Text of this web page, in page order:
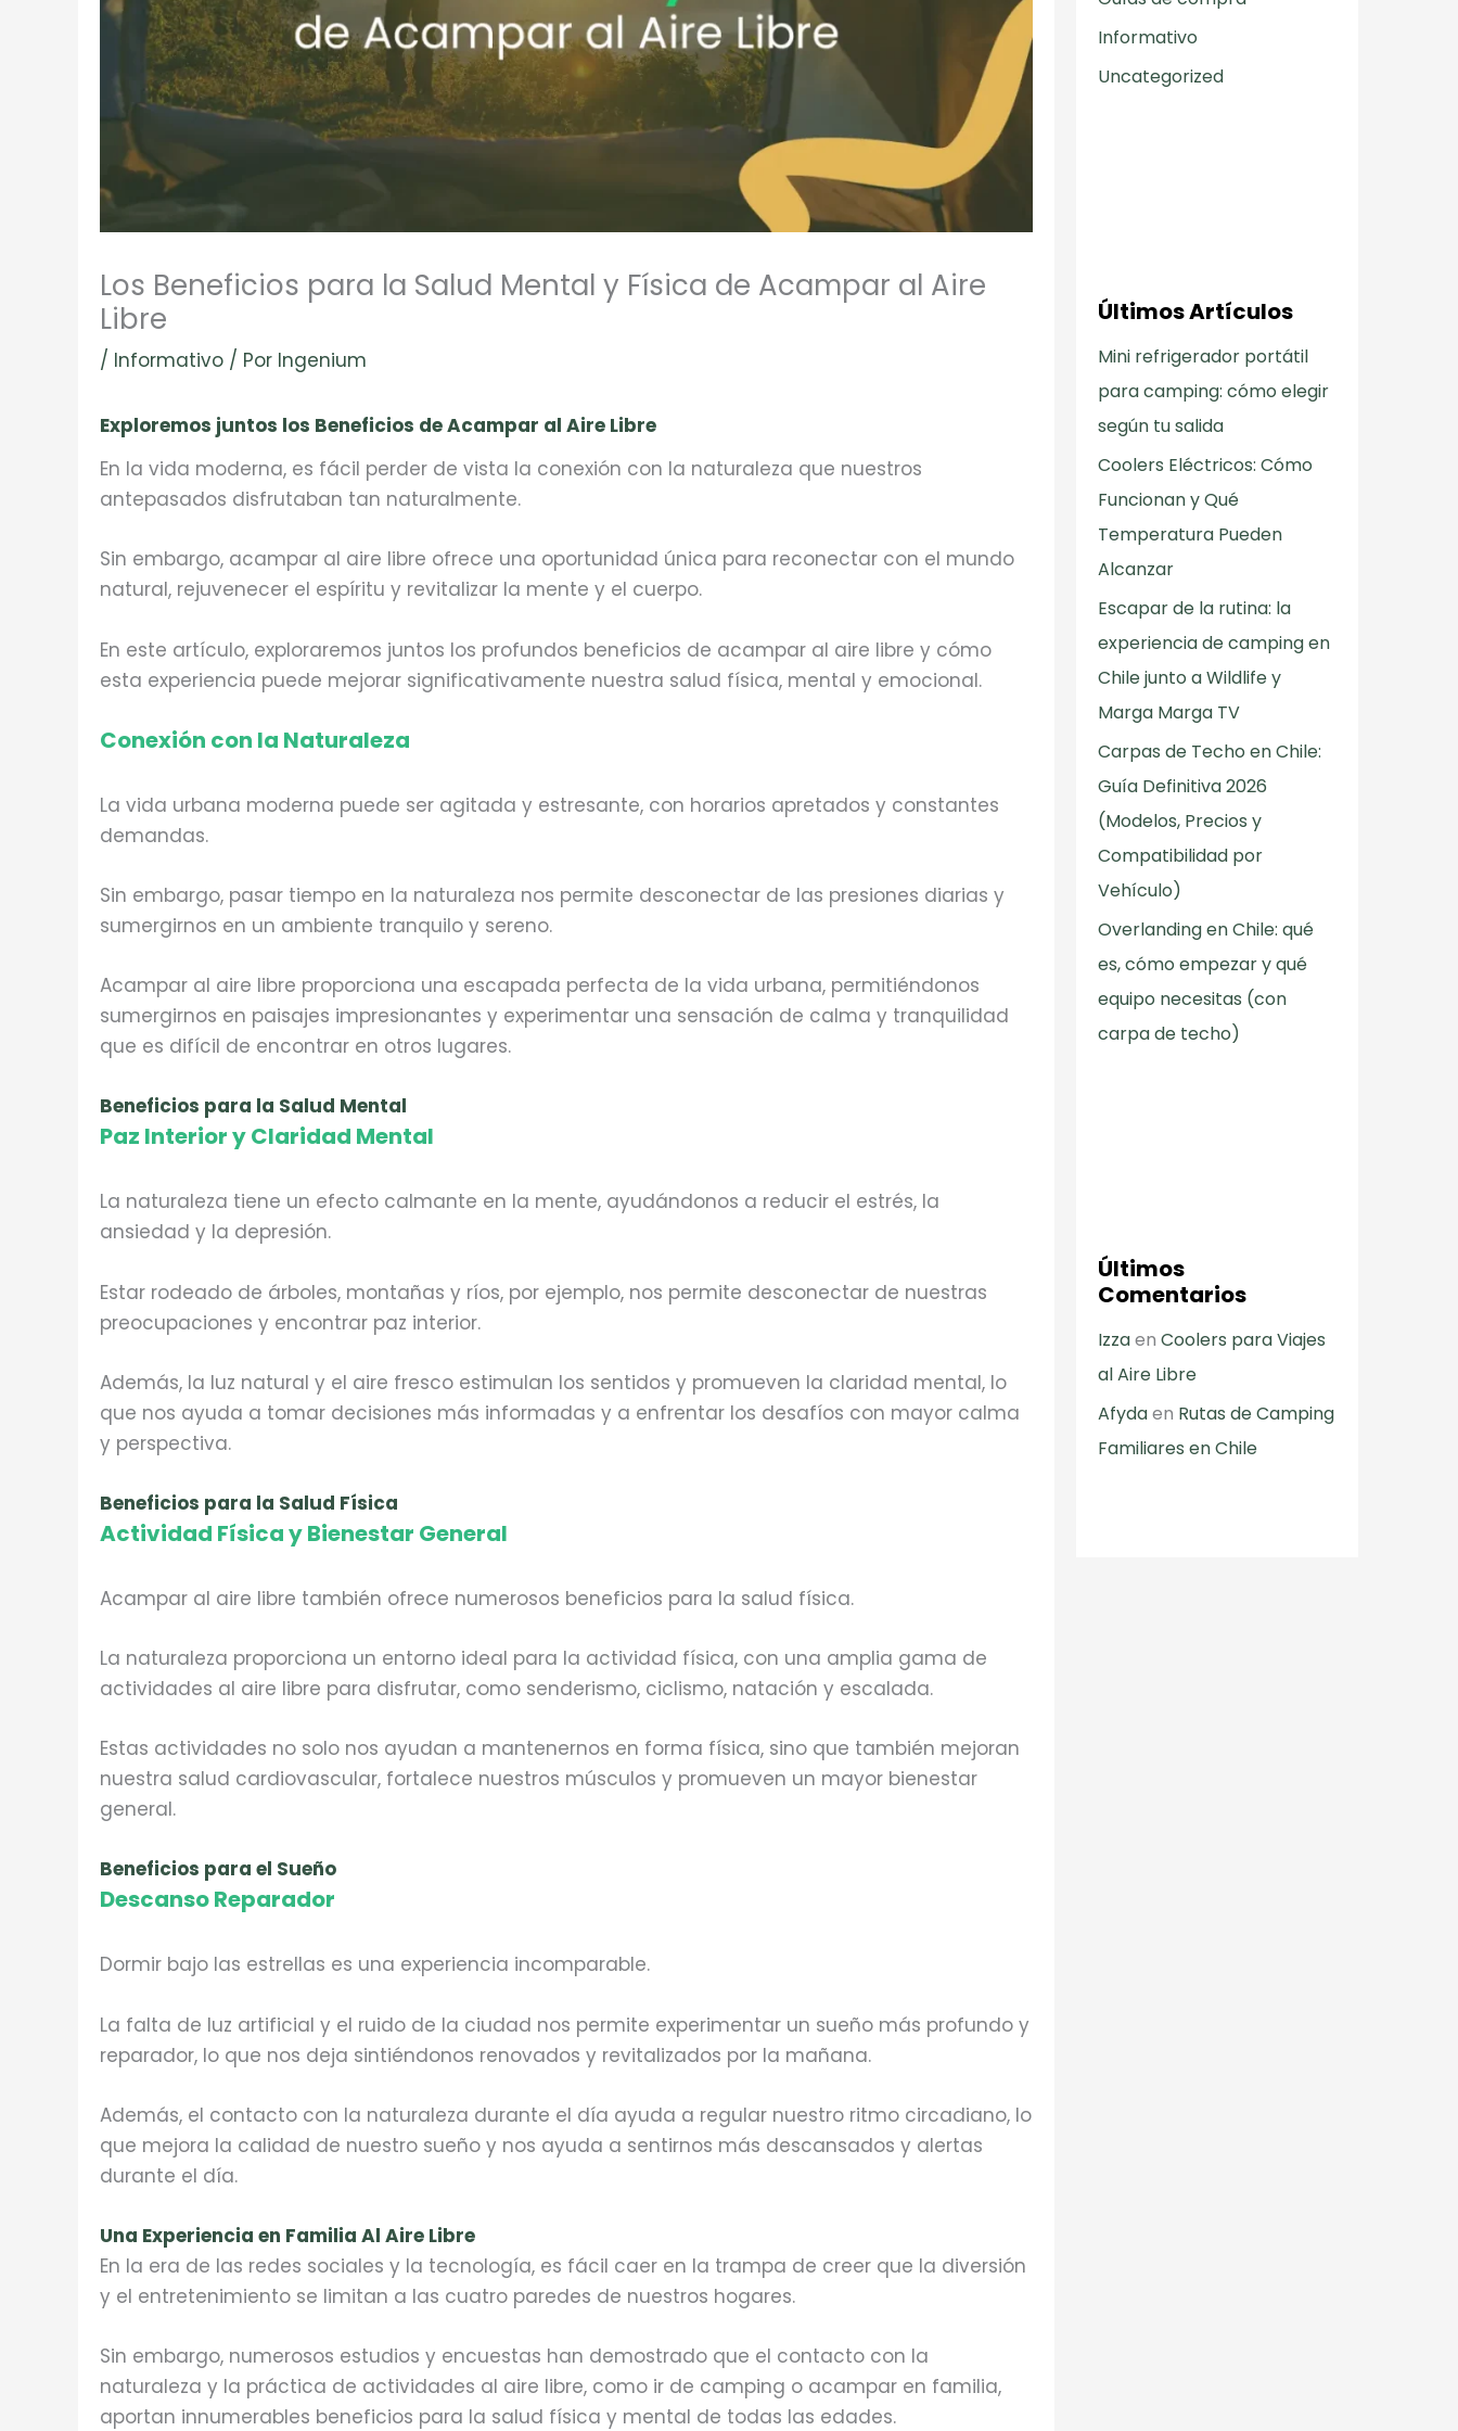
Los Beneficios para la Salud Mental y Física de Acampar al Aire
Libre
/ Informativo / Por Ingenium
Exploremos juntos los Beneficios de Acampar al Aire Libre
En la vida moderna, es fácil perder de vista la conexión con la naturaleza que nuestros
antepasados disfrutaban tan naturalmente.
Sin embargo, acampar al aire libre ofrece una oportunidad única para reconectar con el mundo
natural, rejuvenecer el espíritu y revitalizar la mente y el cuerpo.
En este artículo, exploraremos juntos los profundos beneficios de acampar al aire libre y cómo
esta experiencia puede mejorar significativamente nuestra salud física, mental y emocional.
Conexión con la Naturaleza
La vida urbana moderna puede ser agitada y estresante, con horarios apretados y constantes
demandas.
Sin embargo, pasar tiempo en la naturaleza nos permite desconectar de las presiones diarias y
sumergirnos en un ambiente tranquilo y sereno.
Acampar al aire libre proporciona una escapada perfecta de la vida urbana, permitiéndonos
sumergirnos en paisajes impresionantes y experimentar una sensación de calma y tranquilidad
que es difícil de encontrar en otros lugares.
Beneficios para la Salud Mental
Paz Interior y Claridad Mental
La naturaleza tiene un efecto calmante en la mente, ayudándonos a reducir el estrés, la
ansiedad y la depresión.
Estar rodeado de árboles, montañas y ríos, por ejemplo, nos permite desconectar de nuestras
preocupaciones y encontrar paz interior.
Además, la luz natural y el aire fresco estimulan los sentidos y promueven la claridad mental, lo
que nos ayuda a tomar decisiones más informadas y a enfrentar los desafíos con mayor calma
y perspectiva.
Beneficios para la Salud Física
Actividad Física y Bienestar General
Acampar al aire libre también ofrece numerosos beneficios para la salud física.
La naturaleza proporciona un entorno ideal para la actividad física, con una amplia gama de
actividades al aire libre para disfrutar, como senderismo, ciclismo, natación y escalada.
Estas actividades no solo nos ayudan a mantenernos en forma física, sino que también mejoran
nuestra salud cardiovascular, fortalece nuestros músculos y promueven un mayor bienestar
general.
Beneficios para el Sueño
Descanso Reparador
Dormir bajo las estrellas es una experiencia incomparable.
La falta de luz artificial y el ruido de la ciudad nos permite experimentar un sueño más profundo y
reparador, lo que nos deja sintiéndonos renovados y revitalizados por la mañana.
Además, el contacto con la naturaleza durante el día ayuda a regular nuestro ritmo circadiano, lo
que mejora la calidad de nuestro sueño y nos ayuda a sentirnos más descansados y alertas
durante el día.
Una Experiencia en Familia Al Aire Libre
En la era de las redes sociales y la tecnología, es fácil caer en la trampa de creer que la diversión
y el entretenimiento se limitan a las cuatro paredes de nuestros hogares.
Sin embargo, numerosos estudios y encuestas han demostrado que el contacto con la
naturaleza y la práctica de actividades al aire libre, como ir de camping o acampar en familia,
aportan innumerables beneficios para la salud física y mental de todas las edades.
Informativo
Uncategorized
Últimos Artículos
Mini refrigerador portátil
para camping: cómo elegir
según tu salida
Coolers Eléctricos: Cómo
Funcionan y Qué
Temperatura Pueden
Alcanzar
Escapar de la rutina: la
experiencia de camping en
Chile junto a Wildlife y
Marga Marga TV
Carpas de Techo en Chile:
Guía Definitiva 2026
(Modelos, Precios y
Compatibilidad por
Vehículo)
Overlanding en Chile: qué
es, cómo empezar y qué
equipo necesitas (con
carpa de techo)
Últimos
Comentarios
Izzaen Coolers para Viajes
al Aire Libre
Afydaen Rutas de Camping
Familiares en Chile